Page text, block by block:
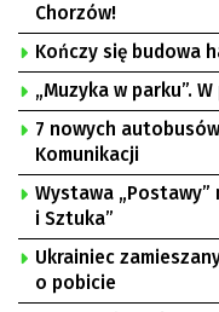
Chorzów!
Kończy się budowa
„Muzyka w parku”.
7 nowych
Komunikacji
Wystawa
i Sztuka”
Ukrainiec
o pobicie